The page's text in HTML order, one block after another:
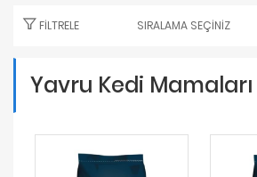
FILTRELE
Yavru Kedi Mamaları